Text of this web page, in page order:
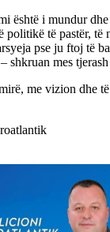
është i mundur
të pastër, të
pse ju ftoj të
shkruan mes
me vizion dhe